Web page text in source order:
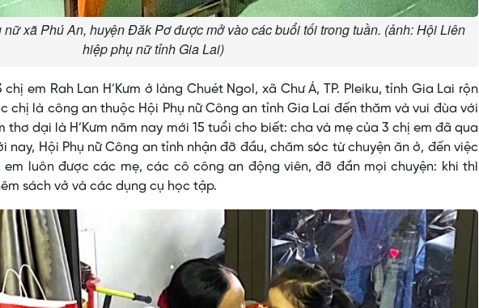
xã Phú An, huyện Đăk Pơ được mở vào các buổi tối trong tuần. (ảnh: Hội Liên
hiệp phụ nữ tỉnh Gia Lai)
em Rah Lan H’Kưm ở làng Chuét Ngol, xã Chư Á, TP. Pleiku, tỉnh Gia Lai rộn
chị là công an thuộc Hội Phụ nữ Công an tỉnh Gia Lai đến thăm và vui đùa với
thơ dại là H’Kưm năm nay mới 15 tuổi cho biết: cha và mẹ của 3 chị em đã qua
nay, Hội Phụ nữ Công an tỉnh nhận đỡ đầu, chăm sóc từ chuyện ăn ở, đến việc
em luôn được các mẹ, các cô công an động viên, đỡ đần mọi chuyện: khi thì
sách vở và các dụng cụ học tập.